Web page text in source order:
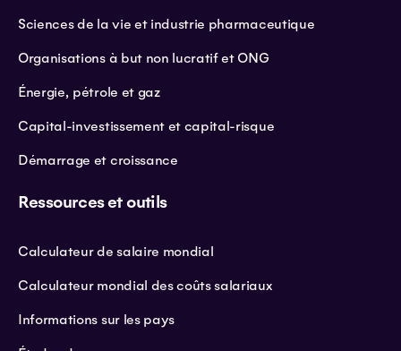
Sciences de la vie et industrie pharmaceutique
Organisations à but non lucratif et ONG
Énergie, pétrole et gaz
Capital-investissement et capital-risque
Démarrage et croissance
Ressources et outils
Calculateur de salaire mondial
Calculateur mondial des coûts salariaux
Informations sur les pays